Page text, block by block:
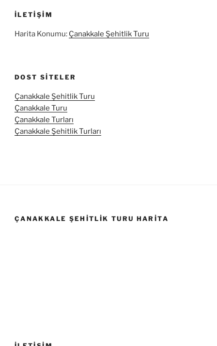
İLETIŞIM
Harita Konumu: Çanakkale Şehitlik Turu
DOST SITELER
Çanakkale Şehitlik Turu
Çanakkale Turu
Çanakkale Turları
Çanakkale Şehitlik Turları
ÇANAKKALE ŞEHITLIK TURU HARITA